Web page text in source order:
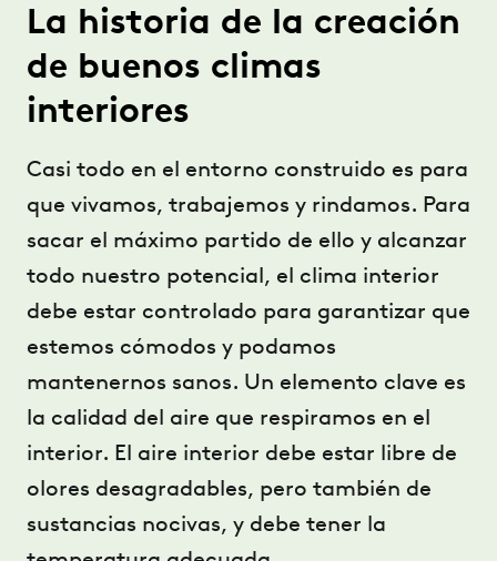
La historia de la creación
de buenos climas
interiores
Casi todo en el entorno construido es para
que vivamos, trabajemos y rindamos. Para
sacar el máximo partido de ello y alcanzar
todo nuestro potencial, el clima interior
debe estar controlado para garantizar que
estemos cómodos y podamos
mantenernos sanos. Un elemento clave es
la calidad del aire que respiramos en el
interior. El aire interior debe estar libre de
olores desagradables, pero también de
sustancias nocivas, y debe tener la